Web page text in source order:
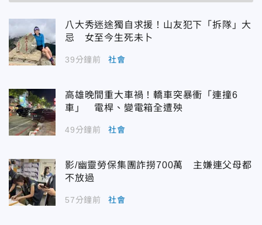
八大秀迷途獨自求援！山友犯下「拆隊」大
忌 女至今生死未卜
39分鐘前 社會
高雄晚間重大車禍！轎車突暴衝「連撞6
車」 電桿、變電箱全遭殃
49分鐘前 社會
影/幽靈勞保集團詐撈700萬 主嫌連父母都
不放過
57分鐘前 社會